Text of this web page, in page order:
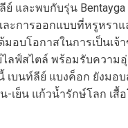
และพบกับรุ่น
ละการออกแบบที่หรูห
บโอกาสในการเป็นเ
ฟ์สไตล์ พร้อมรับควา
บนท์ลีย์ แบงค็อก ยังม
เย็น แก้วน้ำรักษ์โลก เ